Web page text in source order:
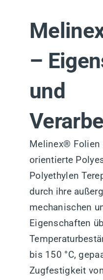
–
und
Melinex® Folien
orientierte
Polyethylen
durch ihre
mechanischen
Eigenschaften
bis 150 °C,
Zugfestigkeit